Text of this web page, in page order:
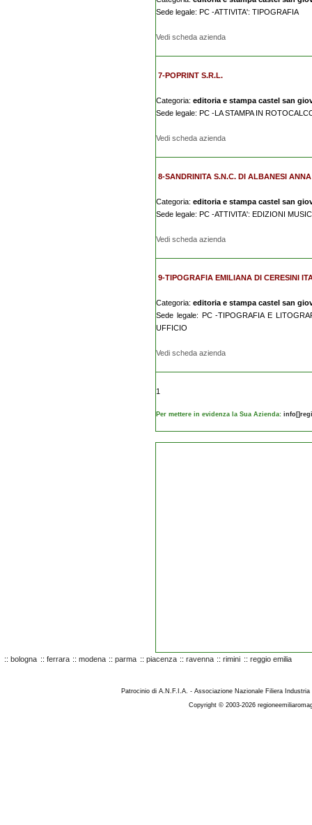
Sede legale: PC -ATTIVITA': TIPOGRAFIA
Vedi scheda azienda
7-POPRINT S.R.L.
Categoria: editoria e stampa castel san
Sede legale: PC -LA STAMPA IN
Vedi scheda azienda
8-SANDRINITA S.N.C. DI ALBANESI
Categoria: editoria e stampa castel san
Sede legale: PC -ATTIVITA': EDIZIONI
Vedi scheda azienda
9-TIPOGRAFIA EMILIANA DI CERESINI
Categoria: editoria e stampa castel san
Sede legale: PC -TIPOGRAFIA E
UFFICIO
Vedi scheda azienda
1
Per mettere in evidenza la Sua Azienda:
:: bologna :: ferrara :: modena :: parma :: piacenza :: ravenna :: rimini :: reggio emilia
Patrocinio di A.N.F.I.A. - Associazione Nazionale Filiera
Copyright © 2003-2026